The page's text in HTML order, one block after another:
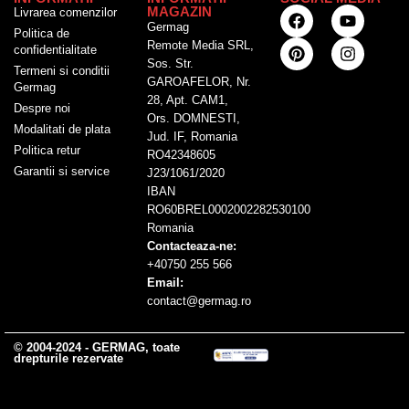
Livrarea comenzilor
Politica de
confidentialitate
Termeni si conditii
Germag
Despre noi
Modalitati de plata
Politica retur
Garantii si service
MAGAZIN
Germag
Remote Media SRL,
Sos. Str.
GAROAFELOR, Nr.
28, Apt. CAM1,
Ors. DOMNESTI,
Jud. IF, Romania
RO42348605
J23/1061/2020
IBAN
RO60BREL0002002282530100
Romania
Contacteaza-ne:
+40750 255 566
Email:
contact@germag.ro
© 2004-2024 - GERMAG, toate
drepturile rezervate